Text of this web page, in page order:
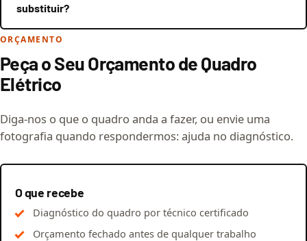
substituir?
ORÇAMENTO
Peça o Seu Orçamento de Quadro
Elétrico
Diga-nos o que o quadro anda a fazer, ou envie uma
fotografia quando respondermos: ajuda no diagnóstico.
O que recebe
Diagnóstico do quadro por técnico certificado
Orçamento fechado antes de qualquer trabalho